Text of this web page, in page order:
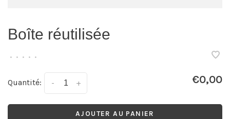
Boîte réutilisée
• • • • •
Quantité: +
- €0,00
AJOUTER AU PANIER